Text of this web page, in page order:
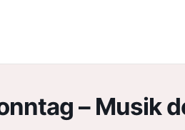
– Musik